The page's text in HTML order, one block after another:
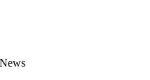
News